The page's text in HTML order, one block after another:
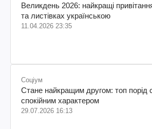
Великдень 2026: найкращі
та листівках українською
11.04.2026 23:35
Соціум
Стане найкращим другом: топ порід
спокійним характером
29.07.2026 16:13